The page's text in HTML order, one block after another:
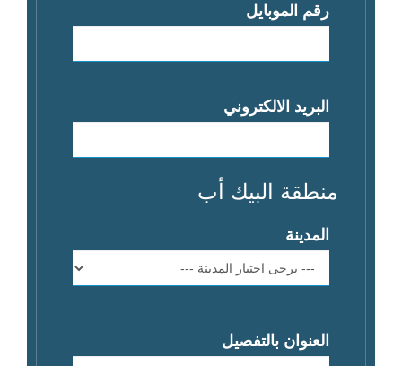
رقم الموبايل
البريد الالكتروني
منطقة البيك أب
المدينة
العنوان بالتفصيل